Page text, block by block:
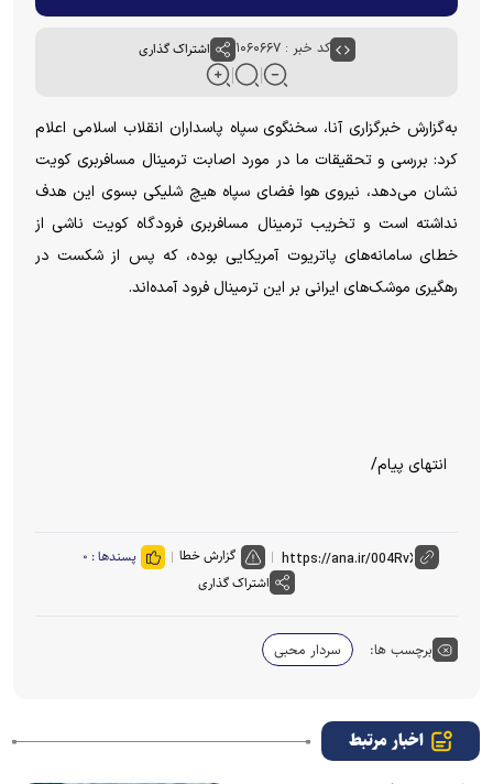
کد خبر : ۱۰۶۰۶۶۷ اشتراک گذاری
به‌گزارش خبرگزاری آنا، سخنگوی سپاه پاسداران انقلاب اسلامی اعلام
کرد: بررسی و تحقیقات ما در مورد اصابت ترمینال مسافربری کویت
نشان می‌دهد، نیروی هوا فضای سپاه هیچ شلیکی بسوی این هدف
نداشته است و تخریب ترمینال مسافربری فرودگاه کویت ناشی از
خطای سامانه‌های پاتریوت آمریکایی بوده، که پس از شکست در
رهگیری موشک‌های ایرانی بر این ترمینال فرود آمده‌اند.
انتهای پیام/
گزارش خطا پسندها : ۰
اشتراک گذاری
برچسب ها: سردار محبی
اخبار مرتبط